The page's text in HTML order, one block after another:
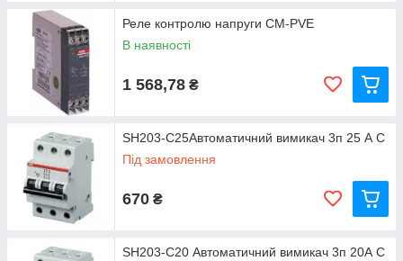
Реле контролю напруги CM-PVE
В наявності
1 568,78 ₴
SH203-C25Автоматичний вимикач 3п 25 А С
Під замовлення
670 ₴
SH203-C20 Автоматичний вимикач 3п 20А С